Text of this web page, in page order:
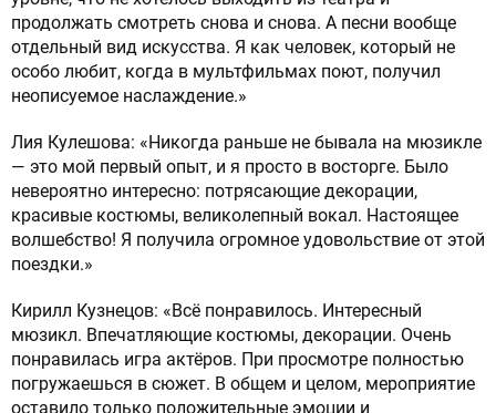
продолжать смотреть снова и снова. А песни вообще
отдельный вид искусства. Я как человек, который не
особо любит, когда в мультфильмах поют, получил
неописуемое наслаждение.»
Лия Кулешова: «Никогда раньше не бывала на мюзикле
— это мой первый опыт, и я просто в восторге. Было
невероятно интересно: потрясающие декорации,
красивые костюмы, великолепный вокал. Настоящее
волшебство! Я получила огромное удовольствие от этой
поездки.»
Кирилл Кузнецов: «Всё понравилось. Интересный
мюзикл. Впечатляющие костюмы, декорации. Очень
понравилась игра актёров. При просмотре полностью
погружаешься в сюжет. В общем и целом, мероприятие
оставило только положительные эмоции и